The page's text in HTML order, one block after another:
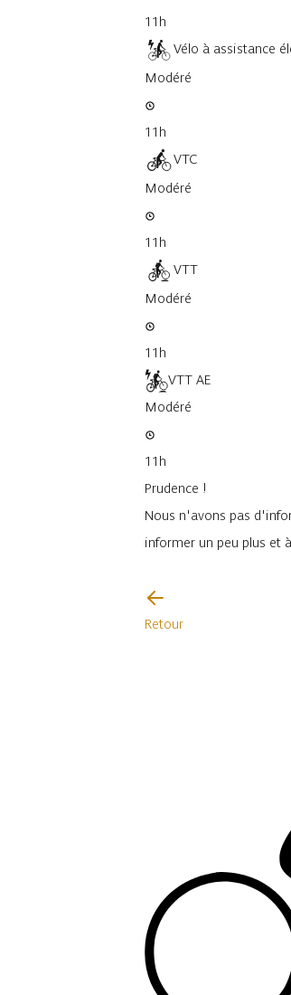
11h
Vélo à assistance
Modéré
11h
VTC
Modéré
11h
VTT
Modéré
11h
VTT AE
Modéré
11h
Prudence !
Nous n'avons pas
informer un peu plus et
Retour